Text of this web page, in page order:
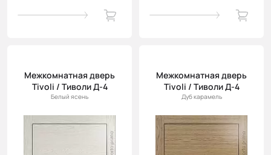
Межкомнатная дверь
Tivoli / Тиволи Д-4
Белый ясень
Межкомнатная дверь
Tivoli / Тиволи Д-4
Дуб карамель